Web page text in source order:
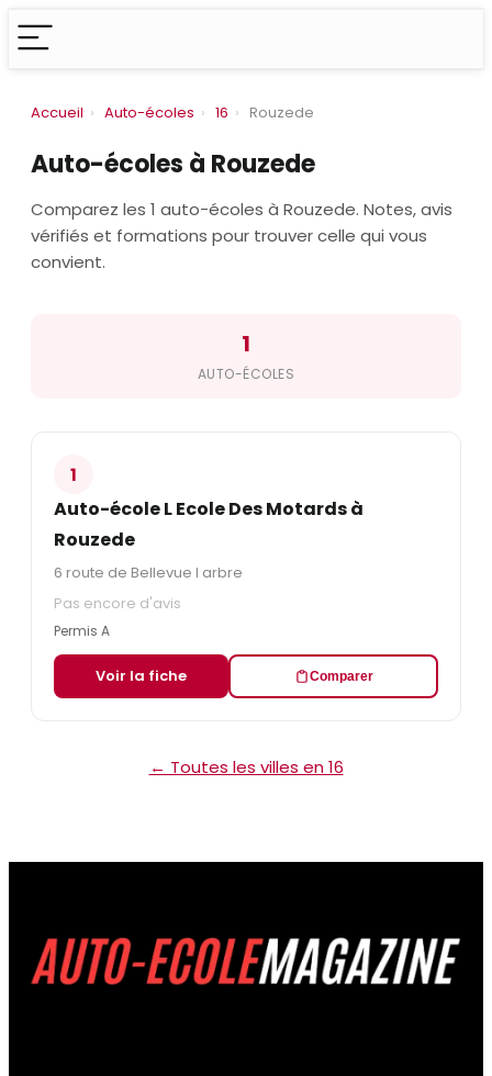
Accueil › Auto-écoles › 16 › Rouzede
Auto-écoles à Rouzede
Comparez les 1 auto-écoles à Rouzede. Notes, avis
vérifiés et formations pour trouver celle qui vous
convient.
1
AUTO-ÉCOLES
1
Auto-école L Ecole Des Motards à
Rouzede
6 route de Bellevue l arbre
Pas encore d'avis
Permis A
Voir la fiche Comparer
← Toutes les villes en 16